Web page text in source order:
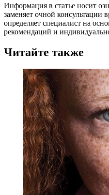
Информация в статье носит
заменяет очной консультации
определяет специалист на
рекомендаций и
Читайте также